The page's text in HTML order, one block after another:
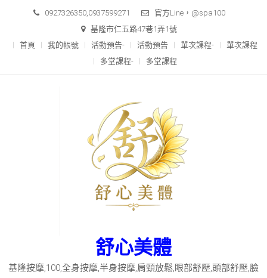
content
0927326350,0937599271
官方Line，@spa100
基隆市仁五路47巷1弄1號
首頁
我的帳號 活動預告- 活動預告 單次課程-
單次課程
多堂課程-
多堂課程
舒心美體
基隆按摩,100,全身按摩,半身按摩,肩頸放鬆,眼部舒壓,頭部舒壓,臉